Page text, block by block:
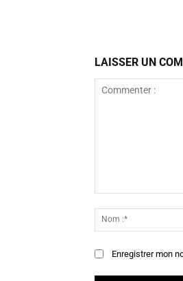
LAISSER UN
Enregistrer mon